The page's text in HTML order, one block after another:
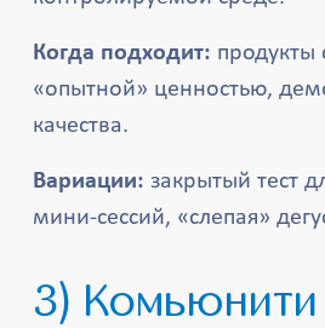
Когда подходит: продукты
«опытной» ценностью,
качества.
Вариации: закрытый тест
мини-сессий, «слепая»
3) Комьюнити и